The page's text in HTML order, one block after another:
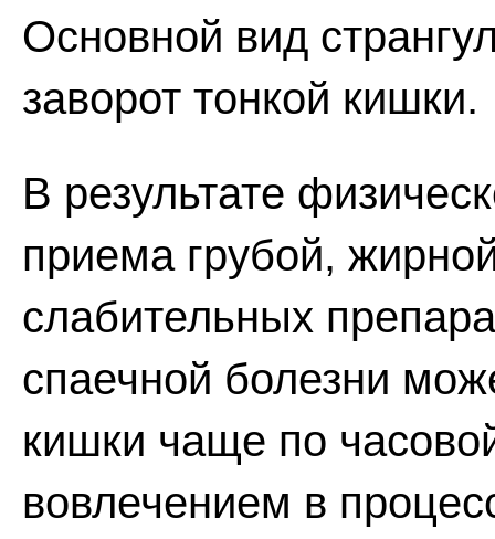
Основной вид
заворот тонкой кишки.
В результате
приема грубой,
слабительных
спаечной болезни
кишки чаще по
вовлечением в